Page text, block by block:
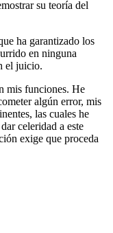
su teoría del
ha garantizado los
en ninguna
el juicio.
mis funciones. He
algún error, mis
las cuales he
celeridad a este
exige que proceda